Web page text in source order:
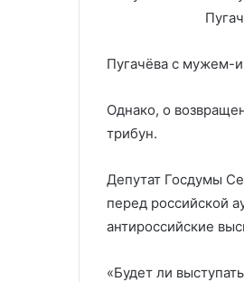
Пугачёва с мужем-
Однако, о
трибун.
Депутат Госдумы
перед российской
антироссийские
«Будет ли